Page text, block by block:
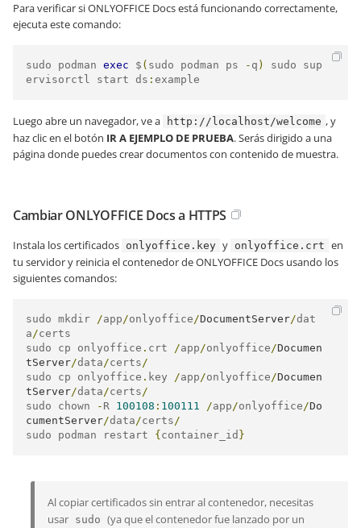
Para verificar si ONLYOFFICE Docs está funcionando correctamente,
ejecuta este comando:
sudo podman exec $ ( sudo podman ps - q )
sudo sup
ervisorctl start ds : example
Luego abre un navegador, ve a http://localhost/welcome , y
haz clic en el botón IR A EJEMPLO DE PRUEBA. Serás dirigido a una
página donde puedes crear documentos con contenido de muestra.
Cambiar ONLYOFFICE Docs a HTTPS
Instala los certificados onlyoffice.key y onlyoffice.crt en
tu servidor y reinicia el contenedor de ONLYOFFICE Docs usando los
siguientes comandos:
sudo mkdir /app/onlyoffice/DocumentServer/dat
a/certs
sudo cp onlyoffice . crt /app/onlyoffice/Documen
tServer/data/certs/
sudo cp onlyoffice . key /app/onlyoffice/Documen
tServer/data/certs/
sudo chown
- R 100108 : 100111 /app/onlyoffice/Do
cumentServer/data/certs/
sudo podman restart { container_id }
Al copiar certificados sin entrar al contenedor, necesitas
usar sudo (ya que el contenedor fue lanzado por un